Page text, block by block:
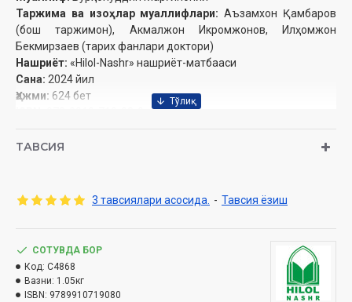
Таржима ва изоҳлар муаллифлари:Аъзамхон Қамбаров
(бош таржимон), Акмалжон Икромжонов, Илҳомжон
Бекмирзаев (тарих фанлари доктори)
Нашриёт: «Hilol-Nashr» нашриёт-матбааси
Сана: 2024 йил
Ҳажми: 624 бет
Муқоваси:
Ўзбекистон Республикаси Дин ишлари бўйича
ТАВСИЯ
3 тавсиялари асосида. - Тавсия ёзиш
СОТУВДА БОР
Код: C4868
Вазни: 1.05кг
ISBN: 9789910719080